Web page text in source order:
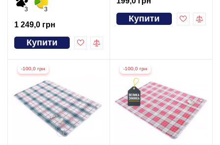
3 3
1 249,0 грн
Купити
Купити
-100,0 грн -100,0 грн